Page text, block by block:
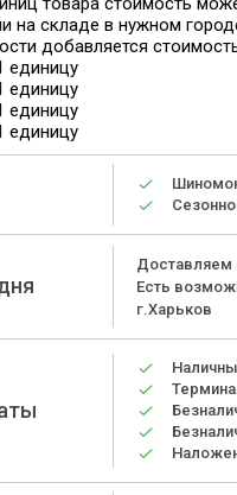
на складе в нужном
добавляется
единицу
единицу
единицу
единицу
Доставляем
Есть
г.Харьков